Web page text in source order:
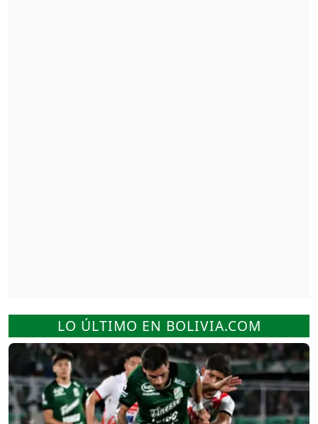
LO ÚLTIMO EN BOLIVIA.COM